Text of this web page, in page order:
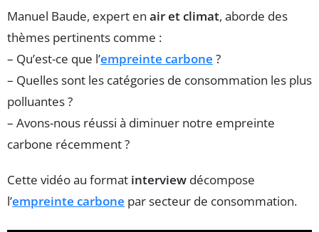
Manuel Baude, expert en air et climat, aborde des
thèmes pertinents comme :
– Qu’est-ce que l’empreinte carbone ?
– Quelles sont les catégories de consommation les plus
polluantes ?
– Avons-nous réussi à diminuer notre empreinte
carbone récemment ?
Cette vidéo au format interview décompose
l’empreinte carbone par secteur de consommation.